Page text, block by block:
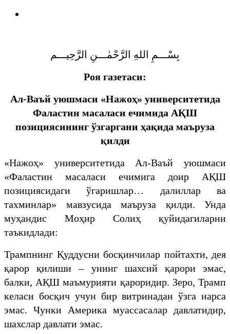
بِسْـــمِ اللهِ الرَّحْمٰـــنِ الرَّحِيـــم
Роя газетаси:
Ал-Ваъй уюшмаси «Нажоҳ» университетида
Фаластин масаласи ечимида АҚШ
позициясининг ўзгаргани ҳақида маъруза
қилди
«Нажоҳ» университетида Ал-Ваъй уюшмаси
«Фаластин масаласи ечимига доир АҚШ
позициясидаги ўгаришлар… далиллар ва
тахминлар» мавзусида маъруза қилди. Унда
муҳандис Моҳир Солиҳ қуйидагиларни
таъкидлади:
Трампнинг Қуддусни босқинчилар пойтахти, дея
қарор қилиши – унинг шахсий қарори эмас,
балки, АҚШ маъмурияти қароридир. Зеро, Трамп
келаси босқич учун бир витринадан ўзга нарса
эмас. Чунки Америка муассасалар давлатидир,
шахслар давлати эмас.